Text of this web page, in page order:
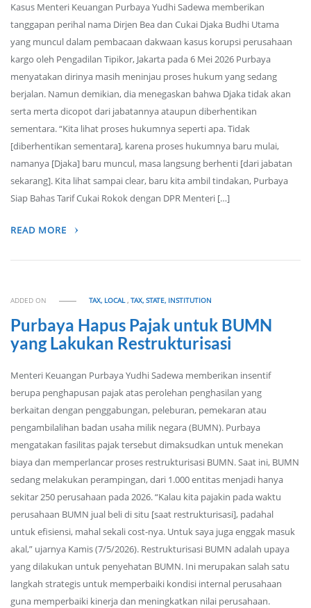
Kasus Menteri Keuangan Purbaya Yudhi Sadewa memberikan
tanggapan perihal nama Dirjen Bea dan Cukai Djaka Budhi Utama
yang muncul dalam pembacaan dakwaan kasus korupsi perusahaan
kargo oleh Pengadilan Tipikor, Jakarta pada 6 Mei 2026 Purbaya
menyatakan dirinya masih meninjau proses hukum yang sedang
berjalan. Namun demikian, dia menegaskan bahwa Djaka tidak akan
serta merta dicopot dari jabatannya ataupun diberhentikan
sementara. “Kita lihat proses hukumnya seperti apa. Tidak
[diberhentikan sementara], karena proses hukumnya baru mulai,
namanya [Djaka] baru muncul, masa langsung berhenti [dari jabatan
sekarang]. Kita lihat sampai clear, baru kita ambil tindakan, Purbaya
Siap Bahas Tarif Cukai Rokok dengan DPR Menteri […]
READ MORE
ADDED ON TAX, LOCAL,TAX, STATE, INSTITUTION
Purbaya Hapus Pajak untuk BUMN
yang Lakukan Restrukturisasi
Menteri Keuangan Purbaya Yudhi Sadewa memberikan insentif
berupa penghapusan pajak atas perolehan penghasilan yang
berkaitan dengan penggabungan, peleburan, pemekaran atau
pengambilalihan badan usaha milik negara (BUMN). Purbaya
mengatakan fasilitas pajak tersebut dimaksudkan untuk menekan
biaya dan memperlancar proses restrukturisasi BUMN. Saat ini, BUMN
sedang melakukan perampingan, dari 1.000 entitas menjadi hanya
sekitar 250 perusahaan pada 2026. “Kalau kita pajakin pada waktu
perusahaan BUMN jual beli di situ [saat restrukturisasi], padahal
untuk efisiensi, mahal sekali cost-nya. Untuk saya juga enggak masuk
akal,” ujarnya Kamis (7/5/2026). Restrukturisasi BUMN adalah upaya
yang dilakukan untuk penyehatan BUMN. Ini merupakan salah satu
langkah strategis untuk memperbaiki kondisi internal perusahaan
guna memperbaiki kinerja dan meningkatkan nilai perusahaan.